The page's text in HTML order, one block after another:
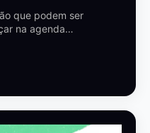
que podem ser
na agenda…